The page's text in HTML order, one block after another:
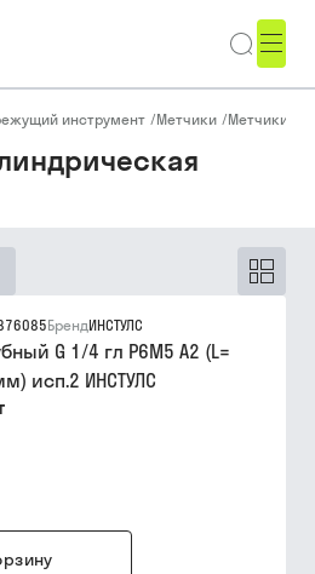
инструмент /Метчики /Метчики
БрендИНСТУЛС
G 1/4 гл Р6М5 A2 (L=
исп.2 ИНСТУЛС